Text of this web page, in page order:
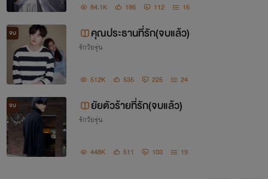
84.1K 186 112 15
จบ คุณประธานที่รัก(จบแล้ว)
รักวัยรุ่น
512K 535 225 24
จบ ยัยตัวร้ายที่รัก(จบแล้ว)
รักวัยรุ่น
448K 511 103 19